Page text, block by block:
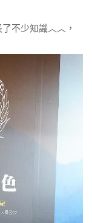
不少知識︿︿，